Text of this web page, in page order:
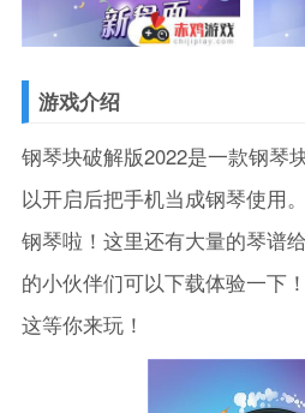
游戏介绍
钢琴块破解版2022是一款钢琴
以开启后把手机当成钢琴使用
钢琴啦！这里还有大量的琴谱
的小伙伴们可以下载体验一下
这等你来玩！